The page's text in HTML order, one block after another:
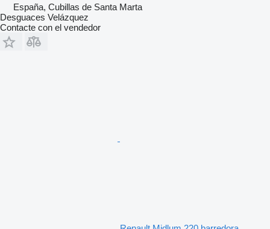
España, Cubillas de Santa Marta
Desguaces Velázquez
Contacte con el vendedor